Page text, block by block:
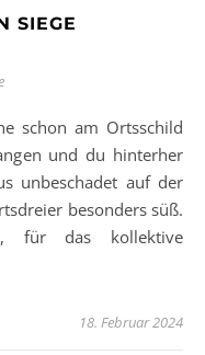
SIEGE
und du hinterher
unbeschadet auf der
besonders süß.
für das kollektive
18. Februar 2024